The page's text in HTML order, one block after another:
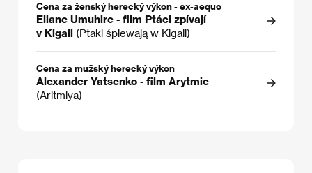
Cena za ženský herecký výkon - ex-aequo
Eliane Umuhire - film Ptáci zpívají
v Kigali (Ptaki śpiewają w Kigali)
Cena za mužský herecký výkon
Alexander Yatsenko - film Arytmie
(Aritmiya)